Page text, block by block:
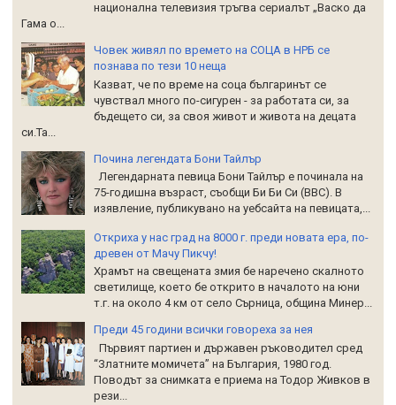
национална телевизия тръгва сериалът „Васко да
Гама о...
Човек живял по времето на СОЦА в НРБ се
познава по тези 10 неща
Казват, че по време на соца българинът се
чувствал много по-сигурен - за работата си, за
бъдещето си, за своя живот и живота на децата
си.Та...
Почина легендата Бони Тайлър
Легендарната певица Бони Тайлър е починала на
75-годишна възраст, съобщи Би Би Си (BBC). В
изявление, публикувано на уебсайта на певицата,...
Откриха у нас град на 8000 г. преди новата ера, по-
древен от Мачу Пикчу!
Храмът на свещената змия бе наречено скалното
светилище, което бе открито в началото на юни
т.г. на около 4 км от село Сърница, община Минер...
Преди 45 години всички говореха за нея
Първият партиен и държавен ръководител сред
“Златните момичета” на България, 1980 год.
Поводът за снимката е приема на Тодор Живков в
рези...